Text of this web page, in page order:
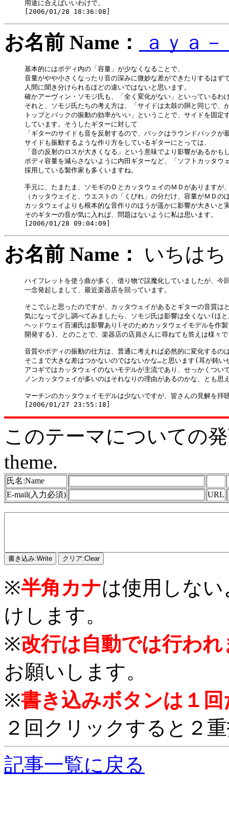
用途に合えばいいわけで。
お名前 Name： ａｙａ
基本的にはボディ内の「容量」が少なくなることで、
音量がやや小さくなったり音の深みに微妙な差ができたりするはず
人間に聞き分けられるほどの違いではないと思います。
確かアーヴィン・ソモジ氏も、「全く変化がない」といっているわ
それと、ソモジ氏たちの考え方は、「サイドは太鼓の胴と同じで、
トップとバックの振動の効率がいい」ということで、サイドを固定
しています。そうしたギターに対して
「ギターのサイドも音を反射するので、バックはラウンドバックが
サイドも振動するような作り方をしているギターにとっては、
「音の反射のロスが大きくなる」という意味でより影響があるかも
ボディ容量を減らさないように内田ギターなど、「ソフトカッタウ
採用している製作家も多くいますね。
手元に、たまたま、ソモギのＤとカッタウェイのＭＤがありますが
（カッタウェイと、ウエストの「くびれ」の分だけ、容量がＭＤの
カッタウェイよりも根本的な音作りのほうが遥かに影響が大きいと
そのギターの音が気に入れば、問題はないように私は思います。
お名前 Name： いち
ハイフレットを使う曲が多く、借り物で誤魔化していましたが、今
一念発起しまして、最近楽器店を回っています。
そこでふと思ったのですが、カッタウェイがあるとギターの音質は
気になって少し調べてみましたら、ソモジ氏は影響は全くない(ほ
ヘッドウェイ百瀬氏は影響あり(そのためカッタウェイモデルを作
開発する)、とのことで、楽器店の店員さんに尋ねても答えは様々
音質やボディの振動の仕方は、普通に考えれば必然的に変化するの
そこまで大きな差はつかないのではないかな…と思います(耳が鈍
アコギではカッタウェイのないモデルが主流であり、せっかくつい
ノンカッタウェイが多いのはそれなりの理由があるのかな、とも思
マーチンのカッタウェイモデルは少ないですが、皆さんの見解を拝
このテーマについての
theme.
氏名:Name
E-mail(入力必須)
URL
※半角カナは使用しな
けします。
※改行は自動では行わ
お願いします。
※書き込みボタンは１
２回クリックすると２
記事一覧に戻る